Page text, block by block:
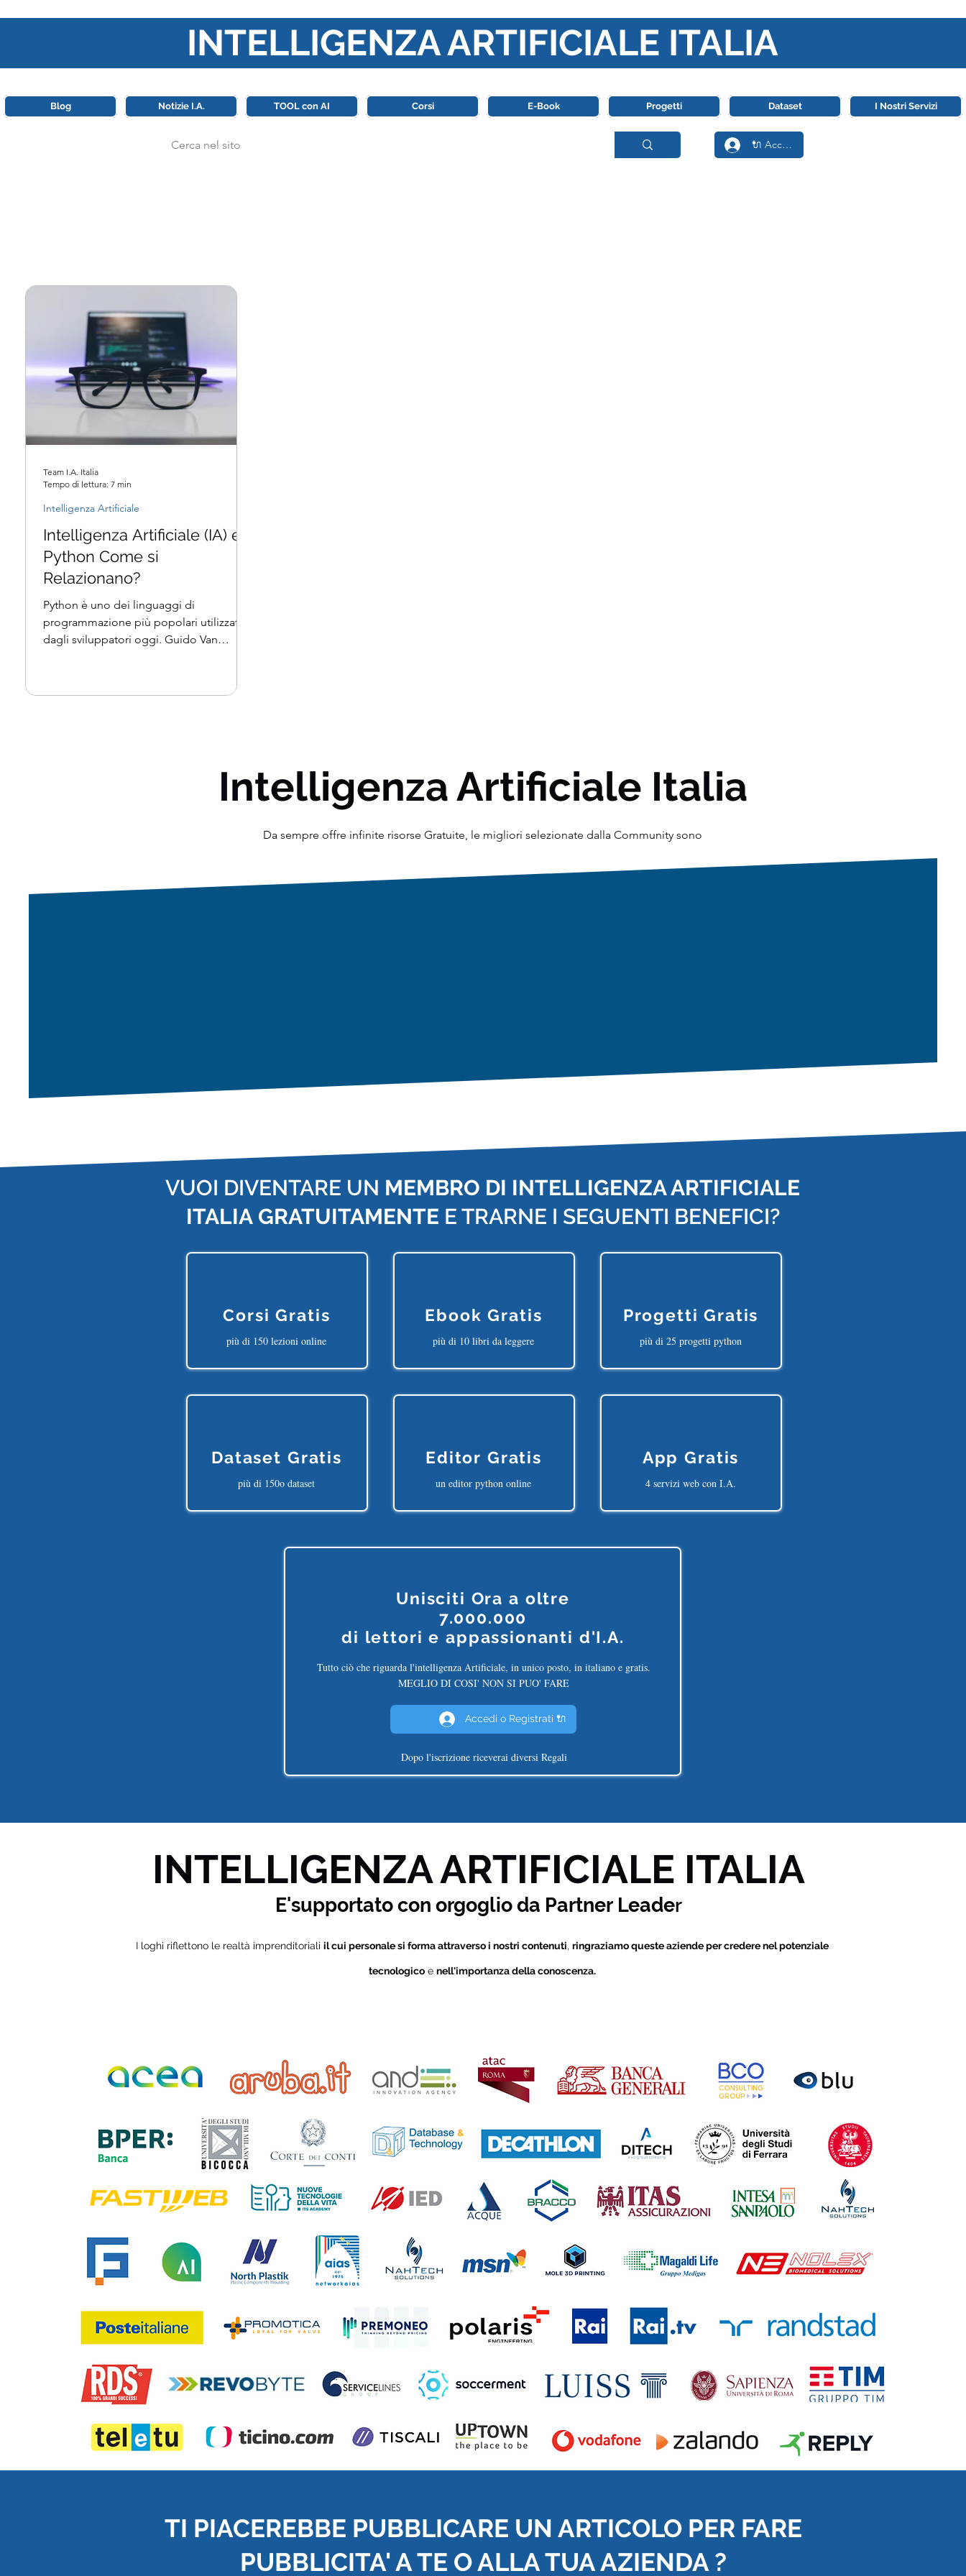
INTELLIGENZA ARTIFICIALE ITALIA
Blog Notizie I.A. TOOL con AI Corsi E-Book Progetti Dataset I Nostri Servizi
🔌 Accedi
Intelligenza Artificiale (IA) e
Python Come si
Relazionano?
Python è uno dei linguaggi di
programmazione più popolari utilizzati
dagli sviluppatori oggi. Guido Van
Intelligenza Artificiale
Team I.A. Italia
Tempo di lettura: 7 min
Intelligenza Artificiale Italia
Da sempre offre infinite risorse Gratuite, le migliori selezionate dalla Community sono
VUOI DIVENTARE UN MEMBRO DI INTELLIGENZA ARTIFICIALE
ITALIA GRATUITAMENTE E TRARNE I SEGUENTI BENEFICI?
Corsi Gratis
più di 150 lezioni online
Dataset Gratis
più di 150o dataset
Ebook Gratis
più di 10 libri da leggere
Editor Gratis
un editor python online
Progetti Gratis
più di 25 progetti python
App Gratis
4 servizi web con I.A.
Unisciti Ora a oltre
7.000.000
di lettori e appassionanti d'I.A.
Tutto ciò che riguarda l'intelligenza Artificiale, in unico posto, in italiano e gratis.
MEGLIO DI COSI' NON SI PUO' FARE
Accedi o Registrati 🔌
Dopo l'iscrizione riceverai diversi Regali
INTELLIGENZA ARTIFICIALE ITALIA
E'supportato con orgoglio da Partner Leader
I loghi riflettono le realtà imprenditoriali il cui personale si forma attraverso i nostri contenuti, ringraziamo queste aziende per credere nel potenziale
tecnologico e nell'importanza della conoscenza.
TI PIACEREBBE PUBBLICARE UN ARTICOLO PER FARE
PUBBLICITA' A TE O ALLA TUA AZIENDA ?